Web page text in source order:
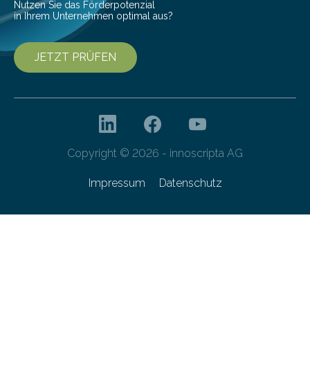
Nutzen Sie das Förderpotenzial
in Ihrem Unternehmen optimal aus?
JETZT PRÜFEN
Copyright © 2026 - innoscripta AG
Impressum Datenschutz